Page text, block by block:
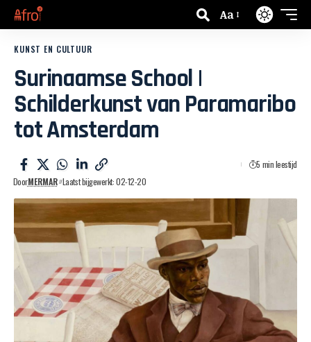
Aa
KUNST EN CULTUUR
Surinaamse School |
Schilderkunst van Paramaribo
tot Amsterdam
DoorMERMAR Laatst bijgewerkt: 02-12-20
5 min leestijd